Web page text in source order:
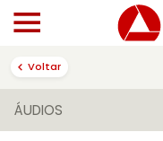
Voltar
ÁUDIOS